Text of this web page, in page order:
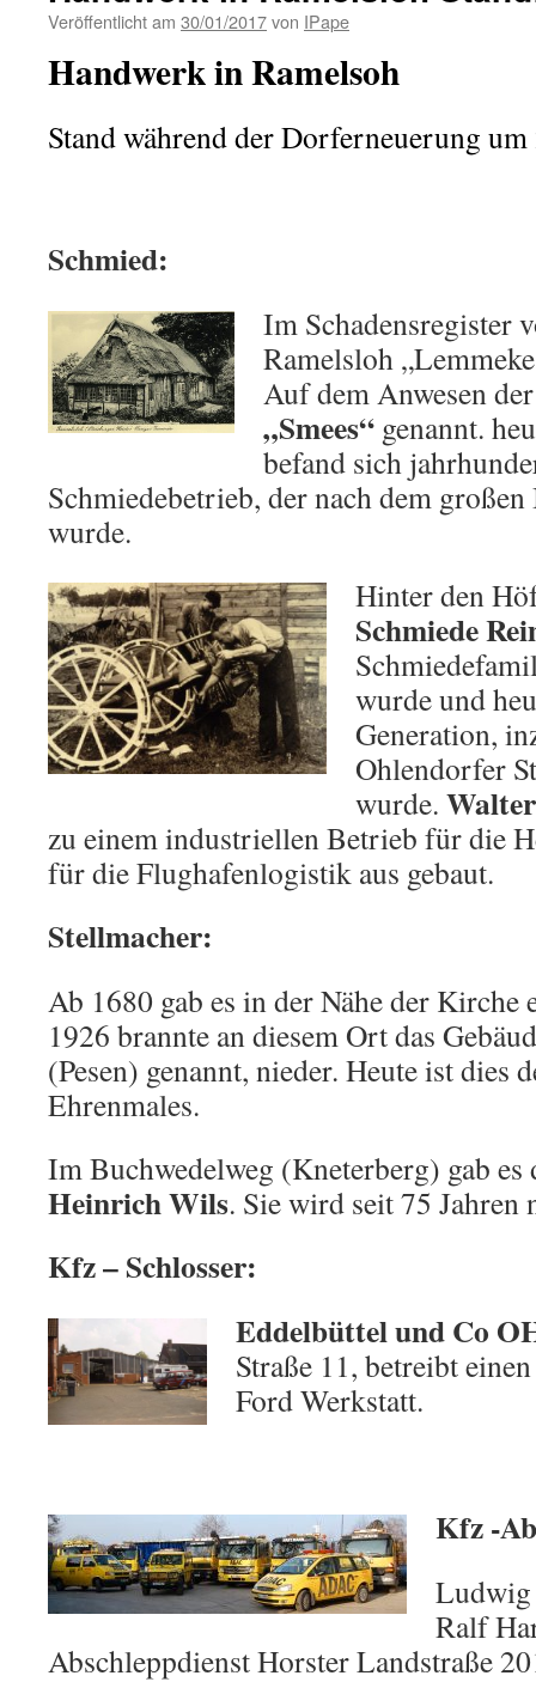
Veröffentlicht am 30/01/2017von IPape
Handwerk in
Stand während der Dorferneuerung
Schmied:
Im Schadensregister
Ramelsloh
Auf dem Anwesen
„Smees“ genannt.
befand sich
Schmiedebetrieb, der nach dem
wurde.
Hinter den
Schmiede
wurde und
Generation,
Ohlendorfer
wurde.
zu einem industriellen Betrieb für die
für die Flughafenlogistik aus gebaut.
Stellmacher:
Ab 1680 gab es in der Nähe der Kirche
1926 brannte an diesem Ort das
(Pesen) genannt, nieder. Heute ist dies
Ehrenmales.
Im Buchwedelweg (Kneterberg) gab es
Heinrich Wils. Sie wird seit 75
Kfz – Schlosser:
Eddelbüttel und Co
Straße 11, betreibt
Ford Werkstatt.
Kfz -
Ludwig
Ralf
Abschleppdienst Horster Landstraße